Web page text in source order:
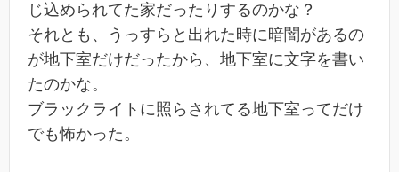
じ込められてた家だったりするのかな？
それとも、うっすらと出れた時に暗闇があるの
が地下室だけだったから、地下室に文字を書い
たのかな。
ブラックライトに照らされてる地下室ってだけ
でも怖かった。